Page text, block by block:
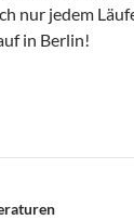
nur jedem
in Berlin!